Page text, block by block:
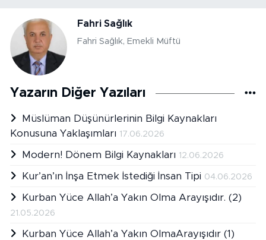
Fahri Sağlık
Fahri Sağlık, Emekli Müftü
Yazarın Diğer Yazıları
Müslüman Düşünürlerinin Bilgi Kaynakları
Konusuna Yaklaşımları 17.06.2026
Modern! Dönem Bilgi Kaynakları 12.06.2026
Kur’an’ın İnşa Etmek İstediği İnsan Tipi 04.06.2026
Kurban Yüce Allah’a Yakın Olma Arayışıdır. (2)
21.05.2026
Kurban Yüce Allah’a Yakın OlmaArayışıdır (1)